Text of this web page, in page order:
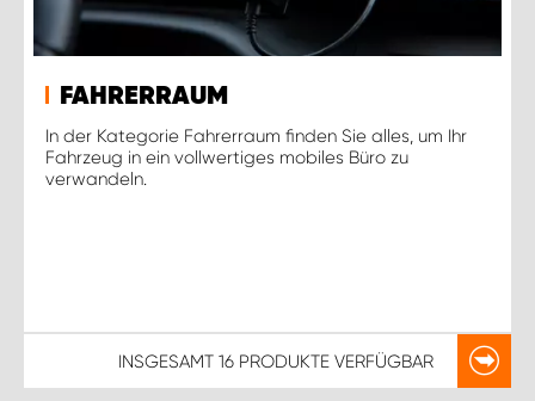
FAHRERRAUM
In der Kategorie Fahrerraum finden Sie alles, um Ihr
Fahrzeug in ein vollwertiges mobiles Büro zu
verwandeln.
INSGESAMT 16 PRODUKTE VERFÜGBAR